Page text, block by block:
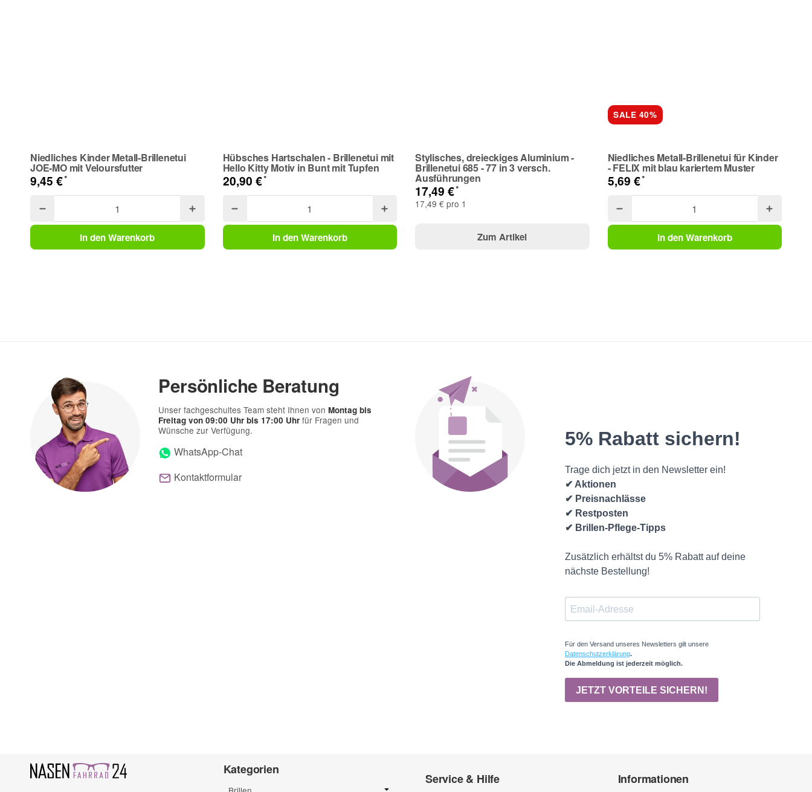
Niedliches Kinder Metall-Brillenetui
JOE-MO mit Veloursfutter
9,45 €*
In den Warenkorb
Hübsches Hartschalen - Brillenetui mit
Hello Kitty Motiv in Bunt mit Tupfen
20,90 €*
In den Warenkorb
Stylisches, dreieckiges Aluminium -
Brillenetui 685 - 77 in 3 versch.
Ausführungen
17,49 €*
17,49 € pro 1
Zum Artikel
SALE 40%
Niedliches Metall-Brillenetui für Kinder
- FELIX mit blau kariertem Muster
5,69 €*
In den Warenkorb
Persönliche Beratung
Unser fachgeschultes Team steht Ihnen von Montag bis
Freitag von 09:00 Uhr bis 17:00 Uhr für Fragen und
Wünsche zur Verfügung.
WhatsApp-Chat
Kontaktformular
Kategorien
Service & Hilfe Informationen